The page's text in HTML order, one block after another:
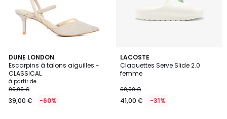
DUNE LONDON
Escarpins à talons aiguilles -
CLASSICAL
à partir de
99,00 €
39,00 € -60%
3
/
5
3
Couleurs
LACOSTE
Claquettes Serve Slide 2.0
femme
60,00 €
41,00 € -31%